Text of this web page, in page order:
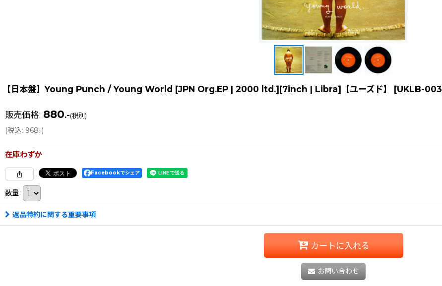
【日本盤】Young Punch / Young World [JPN Org.EP | 2000 ltd.][7inch | Libra]【ユーズド】 [UKLB-003
販売価格: 880.-(税別)
(税込: 968.-)
在庫わずか
Facebookでシェア
数量:
返品特約に関する重要事項
カートに入れる
お問い合わせ